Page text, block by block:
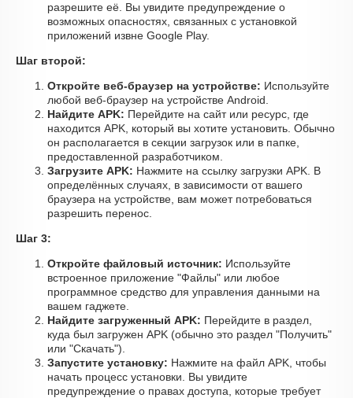
разрешите её. Вы увидите предупреждение о
возможных опасностях, связанных с установкой
приложений извне Google Play.
Шаг второй:
Откройте веб-браузер на устройстве: Используйте
любой веб-браузер на устройстве Android.
Найдите APK: Перейдите на сайт или ресурс, где
находится APK, который вы хотите установить. Обычно
он располагается в секции загрузок или в папке,
предоставленной разработчиком.
Загрузите APK: Нажмите на ссылку загрузки APK. В
определённых случаях, в зависимости от вашего
браузера на устройстве, вам может потребоваться
разрешить перенос.
Шаг 3:
Откройте файловый источник: Используйте
встроенное приложение "Файлы" или любое
программное средство для управления данными на
вашем гаджете.
Найдите загруженный APK: Перейдите в раздел,
куда был загружен APK (обычно это раздел "Получить"
или "Скачать").
Запустите установку: Нажмите на файл APK, чтобы
начать процесс установки. Вы увидите
предупреждение о правах доступа, которые требует